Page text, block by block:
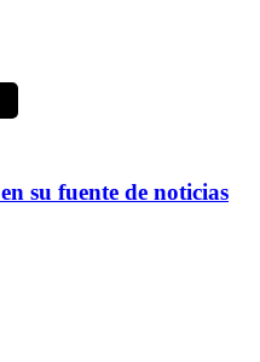
en su fuente de noticias